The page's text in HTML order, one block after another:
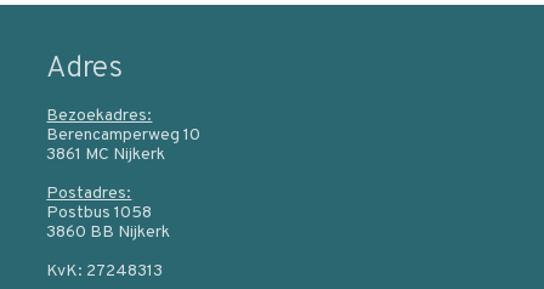
Adres
Bezoekadres:
Berencamperweg 10
3861 MC Nijkerk
Postadres:
Postbus 1058
3860 BB Nijkerk
KvK: 27248313